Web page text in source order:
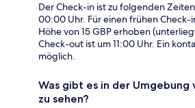
Der Check-in ist zu folgenden
00:00 Uhr. Für einen frühen
Höhe von 15 GBP erhoben
Check-out ist um 11:00 Uhr. Ein
möglich.
Was gibt es in der
zu sehen?